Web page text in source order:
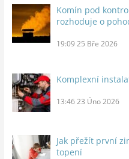
Komín pod
rozhoduje o
19:09 25 Bře 2026
Komplexní
13:46 23 Úno 2026
Jak přežít první
topení